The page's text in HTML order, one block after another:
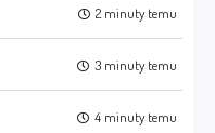
2 minuty temu
3 minuty temu
4 minuty temu